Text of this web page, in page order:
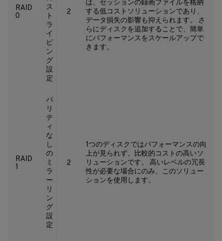
RAID
0
ス
ト
ラ
イ
ピ
ン
グ
設
定
2
は、セッションの録画ファイルを格納
する低コストソリューションであり、
データ損失の影響も抑えられます。 さ
らにディスクを追加することで、簡単
にパフォーマンスをスケールアップで
きます。
RAID
1
パ
リ
テ
ィ
な
し
の
ミ
ラ
ー
リ
ン
グ
設
定
2
1つのディスクではパフォーマンスの向
上が見られず、比較的コストの高いソ
リューションです。 高いレベルの冗長
性が必要な場合にのみ、このソリュー
ションを使用します。